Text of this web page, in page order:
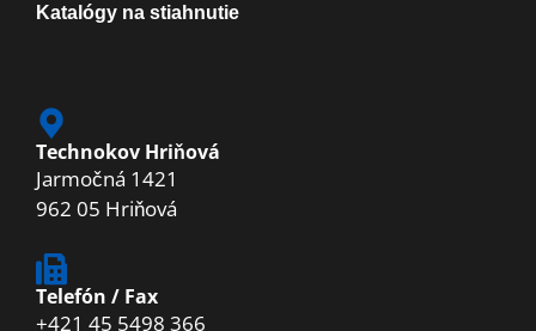
Katalógy na stiahnutie
Technokov Hriňová
Jarmočná 1421
962 05 Hriňová
Telefón / Fax
+421 45 5498 366